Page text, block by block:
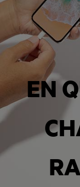
EN